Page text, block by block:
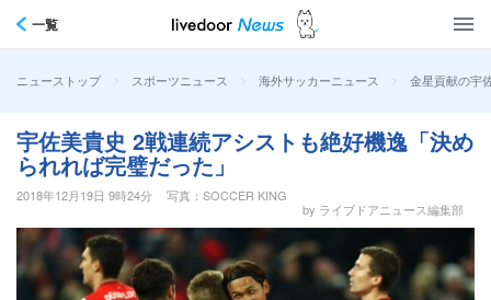
一覧
ニューストップ > スポーツニュース > 海外サッカーニュース > 金星貢献の宇
宇佐美貴史 2戦連続アシストも絶好機逸「決め
られれば完璧だった」
2018年12月19日 9時24分
写真：SOCCER KING
by ライブドアニュース編集部